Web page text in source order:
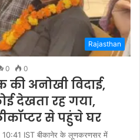
Rajasthan
0 0
की अनोखी विदाई,
देखता रह गया,
से पहुंचे घर
IST बीकानेर के लूणकरणसर में